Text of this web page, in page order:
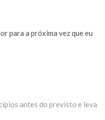
para a próxima vez que eu
antes do previsto e leva